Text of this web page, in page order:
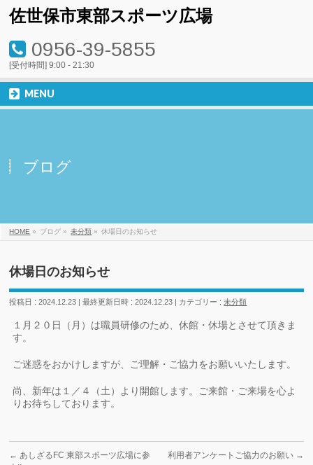
佐世保市東部スポーツ広場
0956-39-5855
[受付時間] 9:00 - 21:30
MENU
ブログ
HOME » ブログ » 未分類 » 休場日のお知らせ
休場日のお知らせ
投稿日 : 2024.12.23 最終更新日時 : 2024.12.23 カテゴリー :未分類
１月２０日（月）は職員研修のため、休館・休場とさせて頂きま
す。
ご迷惑をおかけしますが、ご理解・ご協力をお願いいたします。
尚、新年は１／４（土）より開館します。ご来館・ご来場を心よ
りお待ちしております。
← あしざるFC 東部スポーツ広場に参
利用者アンケートご協力のお願い →